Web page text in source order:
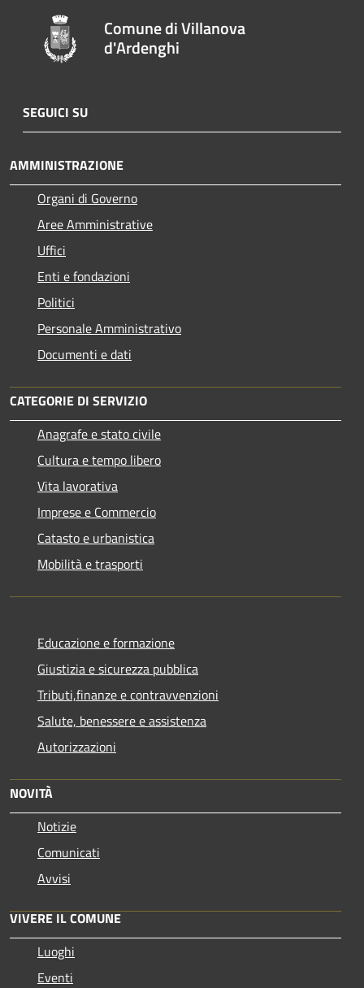
Comune di Villanova
d'Ardenghi
SEGUICI SU
AMMINISTRAZIONE
Organi di Governo
Aree Amministrative
Uffici
Enti e fondazioni
Politici
Personale Amministrativo
Documenti e dati
CATEGORIE DI SERVIZIO
Anagrafe e stato civile
Cultura e tempo libero
Vita lavorativa
Imprese e Commercio
Catasto e urbanistica
Mobilità e trasporti
Educazione e formazione
Giustizia e sicurezza pubblica
Tributi,finanze e contravvenzioni
Salute, benessere e assistenza
Autorizzazioni
NOVITÀ
Notizie
Comunicati
Avvisi
VIVERE IL COMUNE
Luoghi
Eventi